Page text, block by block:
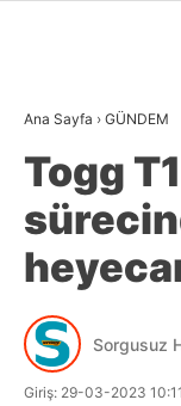
GALERİ
GÜNDEM
SİYASET
EKONOMİ
SPOR
Ana Sayfa › GÜNDEM
Togg
Sorgusuz
Giriş: 29-03-2023 10:11